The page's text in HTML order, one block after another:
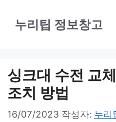
뛰
누리팁 정보창고
싱크대 수전 교
조치 방법
16/07/2023 작성자: 누리